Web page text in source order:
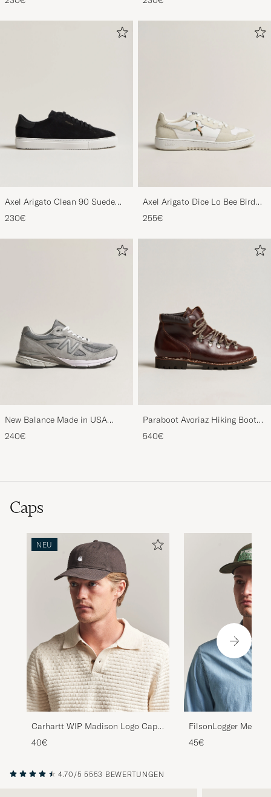
Axel Arigato Clean 90 Suede
Sneaker Black
230€
Axel Arigato Dice Lo Bee Bird
Sneaker White/Off White
255€
New Balance Made in USA
990v4 Sneakers Grey
240€
Paraboot Avoriaz Hiking Boot
Ecorce
540€
Caps
NEU
Carhartt WIP Madison Logo Cap
Tobacco
40€
FilsonLogger Mesh
Green
45€
4.70/5 5553 BEWERTUNGEN